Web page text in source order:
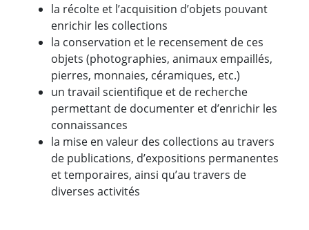
la récolte et l’acquisition d’objets pouvant
enrichir les collections
la conservation et le recensement de ces
objets (photographies, animaux empaillés,
pierres, monnaies, céramiques, etc.)
un travail scientifique et de recherche
permettant de documenter et d’enrichir les
connaissances
la mise en valeur des collections au travers
de publications, d’expositions permanentes
et temporaires, ainsi qu’au travers de
diverses activités